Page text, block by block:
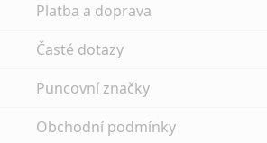
Platba a doprava
Časté dotazy
Puncovní značky
Obchodní podmínky